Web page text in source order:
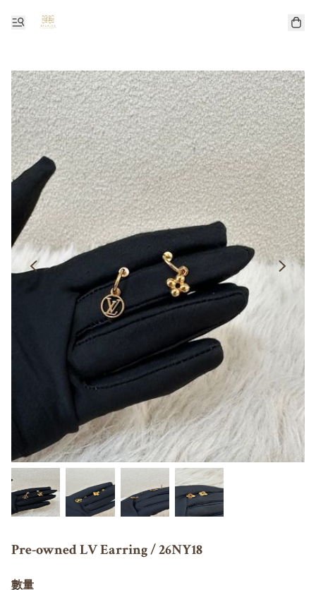
Pre-owned LV Earring / 26NY18
數量